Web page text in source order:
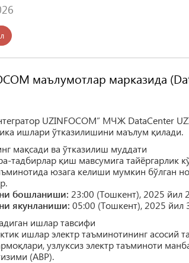
маълумотлар марказида
UZINFOCOM” МЧЖ DataCenter
ишлари ўтказилишини маълум қилади.
мақсади ва ўтказилиш муддати
тадбирлар қиш мавсумига
юзага келиши мумкин бўлган
бошланиши: 23:00 (Тошкент), 2025 йил
якунланиши: 05:00 (Тошкент), 2025 йил
ишлар тавсифи
ишлар электр таъминотининг асосий
узлуксиз электр таъминоти
(АВР).